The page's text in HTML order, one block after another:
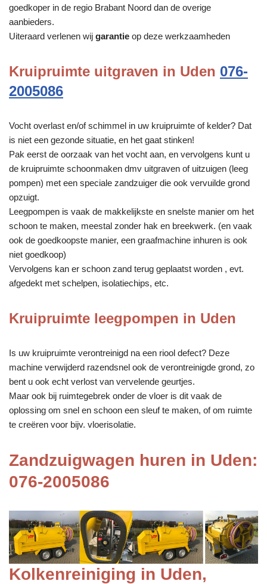
goedkoper in de regio Brabant Noord dan de overige
aanbieders.
Uiteraard verlenen wij garantie op deze werkzaamheden
Kruipruimte uitgraven in Uden 076-
2005086
Vocht overlast en/of schimmel in uw kruipruimte of kelder? Dat
is niet een gezonde situatie, en het gaat stinken!
Pak eerst de oorzaak van het vocht aan, en vervolgens kunt u
de kruipruimte schoonmaken dmv uitgraven of uitzuigen (leeg
pompen) met een speciale zandzuiger die ook vervuilde grond
opzuigt.
Leegpompen is vaak de makkelijkste en snelste manier om het
schoon te maken, meestal zonder hak en breekwerk. (en vaak
ook de goedkoopste manier, een graafmachine inhuren is ook
niet goedkoop)
Vervolgens kan er schoon zand terug geplaatst worden , evt.
afgedekt met schelpen, isolatiechips, etc.
Kruipruimte leegpompen in Uden
Is uw kruipruimte verontreinigd na een riool defect? Deze
machine verwijderd razendsnel ook de verontreinigde grond, zo
bent u ook echt verlost van vervelende geurtjes.
Maar ook bij ruimtegebrek onder de vloer is dit vaak de
oplossing om snel en schoon een sleuf te maken, of om ruimte
te creëren voor bijv. vloerisolatie.
Zandzuigwagen huren in Uden:
076-2005086
Kolkenreiniging in Uden,